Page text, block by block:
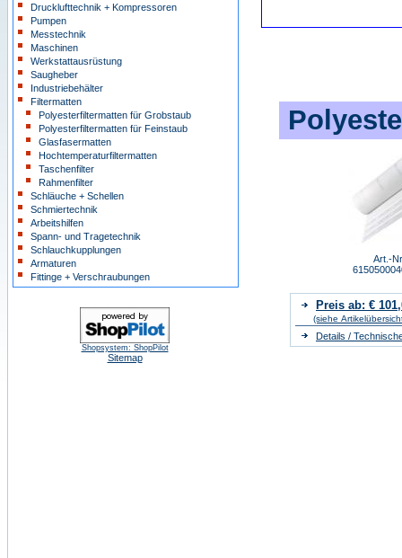
Drucklufttechnik + Kompressoren
Pumpen
Messtechnik
Maschinen
Werkstattausrüstung
Saugheber
Industriebehälter
Filtermatten
Polyesterfiltermatten für Grobstaub
Polyesterfiltermatten für Feinstaub
Glasfasermatten
Hochtemperaturfiltermatten
Taschenfilter
Rahmenfilter
Schläuche + Schellen
Schmiertechnik
Arbeitshilfen
Spann- und Tragetechnik
Schlauchkupplungen
Armaturen
Fittinge + Verschraubungen
Shopsystem: ShopPilot
Sitemap
Art.-
Preis ab: €
(siehe
Details /